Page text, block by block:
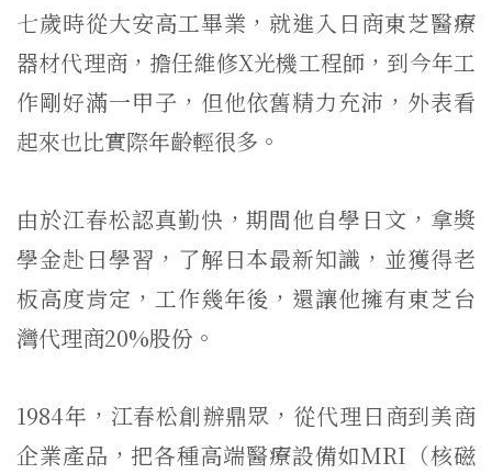
七歲時從大安高工畢業，就進入日商東芝醫療
器材代理商，擔任維修X光機工程師，到今年工
作剛好滿一甲子，但他依舊精力充沛，外表看
起來也比實際年齡輕很多。
由於江春松認真勤快，期間他自學日文，拿獎
學金赴日學習，了解日本最新知識，並獲得老
板高度肯定，工作幾年後，還讓他擁有東芝台
灣代理商20%股份。
1984年，江春松創辦鼎眾，從代理日商到美商
企業產品，把各種高端醫療設備如MRI（核磁